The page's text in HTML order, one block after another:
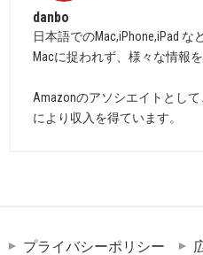
danbo
日本語でのMac,iPhone,iPad な
Macに捉われず、様々な情報
Amazonのアソシエイトとし
により収入を得ています。
プライバシーポリシー